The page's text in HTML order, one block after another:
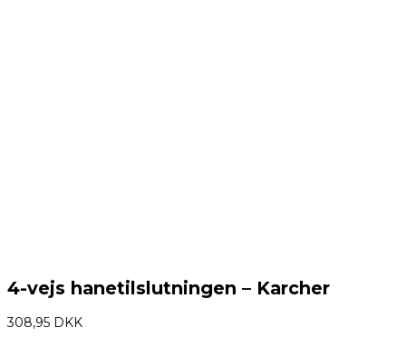
4-vejs hanetilslutningen – Karcher
308,95 DKK